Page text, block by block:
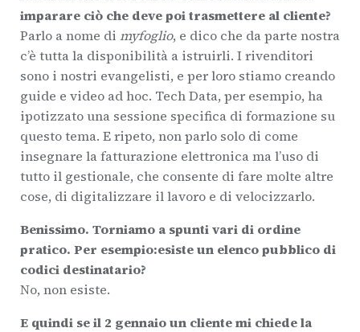
imparare ciò che deve poi trasmettere al cliente?
Parlo a nome di myfoglio, e dico che da parte nostra
c’è tutta la disponibilità a istruirli. I rivenditori
sono i nostri evangelisti, e per loro stiamo creando
guide e video ad hoc. Tech Data, per esempio, ha
ipotizzato una sessione specifica di formazione su
questo tema. E ripeto, non parlo solo di come
insegnare la fatturazione elettronica ma l’uso di
tutto il gestionale, che consente di fare molte altre
cose, di digitalizzare il lavoro e di velocizzarlo.
Benissimo. Torniamo a spunti vari di ordine
pratico. Per esempio:esiste un elenco pubblico di
codici destinatario?
No, non esiste.
E quindi se il 2 gennaio un cliente mi chiede la